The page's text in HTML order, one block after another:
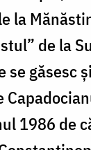
la
de la
se găsesc
1986 de